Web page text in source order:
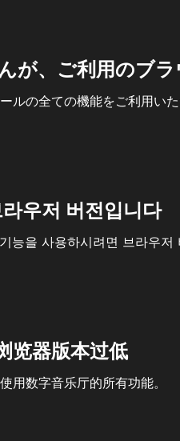
が、ご利用のブ
ルの全ての機能をご利用い
우저 버전입니다
능을 사용하시려면 브라우
览器版本过低
用数字音乐厅的所有功能。